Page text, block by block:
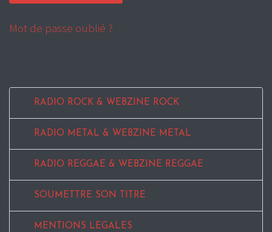
Mot de passe oublié ?
RADIO ROCK & WEBZINE ROCK
RADIO METAL & WEBZINE METAL
RADIO REGGAE & WEBZINE REGGAE
SOUMETTRE SON TITRE
MENTIONS LEGALES